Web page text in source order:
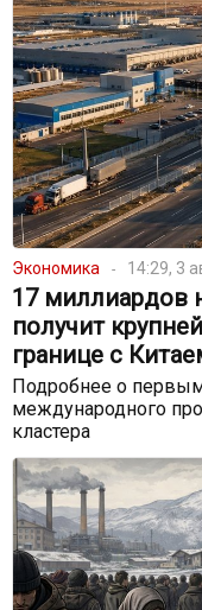
Экономика 14:29, 3
17 миллиардов
получит
границе с
Подробнее о первым
международного
кластера